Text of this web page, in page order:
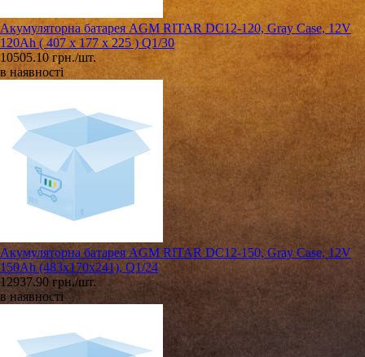
Акумуляторна батарея AGM RITAR DC12-120, Gray Case, 12V
120Ah ( 407 x 177 x 225 ) Q1/30
10505.10 грн./шт.
в наявності
Акумуляторна батарея AGM RITAR DC12-150, Gray Case, 12V
150Ah (483х170х241), Q1/24
12937.90 грн./шт.
в наявності